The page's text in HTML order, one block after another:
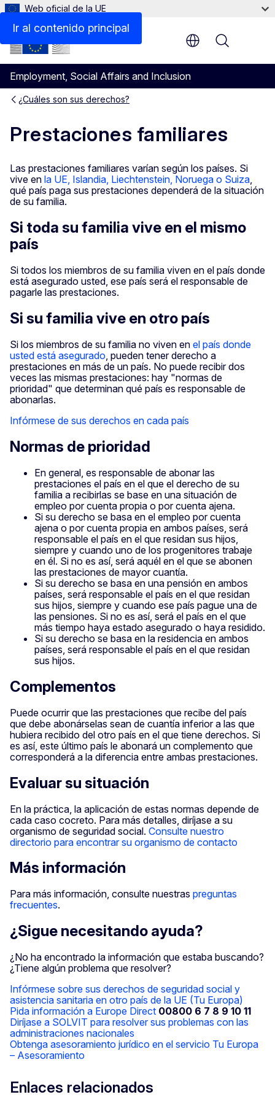
Ir al contenido principal
Web oficial de la UE
Employment, Social Affairs and Inclusion
Menu
¿Cuáles son sus derechos?
Prestaciones familiares
Las prestaciones familiares varían según los países. Si
vive en la UE, Islandia, Liechtenstein, Noruega o Suiza,
qué país paga sus prestaciones dependerá de la situación
de su familia.
Si toda su familia vive en el mismo
país
Si todos los miembros de su familia viven en el país donde
está asegurado usted, ese país será el responsable de
pagarle las prestaciones.
Si su familia vive en otro país
Si los miembros de su familia no viven en el país donde
usted está asegurado, pueden tener derecho a
prestaciones en más de un país. No puede recibir dos
veces las mismas prestaciones: hay "normas de
prioridad" que determinan qué país es responsable de
abonarlas.
Infórmese de sus derechos en cada país
Normas de prioridad
En general, es responsable de abonar las
prestaciones el país en el que el derecho de su
familia a recibirlas se base en una situación de
empleo por cuenta propia o por cuenta ajena.
Si su derecho se basa en el empleo por cuenta
ajena o por cuenta propia en ambos países, será
responsable el país en el que residan sus hijos,
siempre y cuando uno de los progenitores trabaje
en él. Si no es así, será aquél en el que se abonen
las prestaciones de mayor cuantía.
Si su derecho se basa en una pensión en ambos
países, será responsable el país en el que residan
sus hijos, siempre y cuando ese país pague una de
las pensiones. Si no es así, será el país en el que
más tiempo haya estado asegurado o haya residido.
Si su derecho se basa en la residencia en ambos
países, será responsable el país en el que residan
sus hijos.
Complementos
Puede ocurrir que las prestaciones que recibe del país
que debe abonárselas sean de cuantía inferior a las que
hubiera recibido del otro país en el que tiene derechos. Si
es así, este último país le abonará un complemento que
corresponderá a la diferencia entre ambas prestaciones.
Evaluar su situación
En la práctica, la aplicación de estas normas depende de
cada caso cocreto. Para más detalles, diríjase a su
organismo de seguridad social. Consulte nuestro
directorio para encontrar su organismo de contacto
Más información
Para más información, consulte nuestras preguntas
frecuentes.
¿Sigue necesitando ayuda?
¿No ha encontrado la información que estaba buscando?
¿Tiene algún problema que resolver?
Infórmese sobre sus derechos de seguridad social y
asistencia sanitaria en otro país de la UE (Tu Europa)
Pida información a Europe Direct 00800 6 7 8 9 10 11
Diríjase a SOLVIT para resolver sus problemas con las
administraciones nacionales
Obtenga asesoramiento jurídico en el servicio Tu Europa
– Asesoramiento
Enlaces relacionados